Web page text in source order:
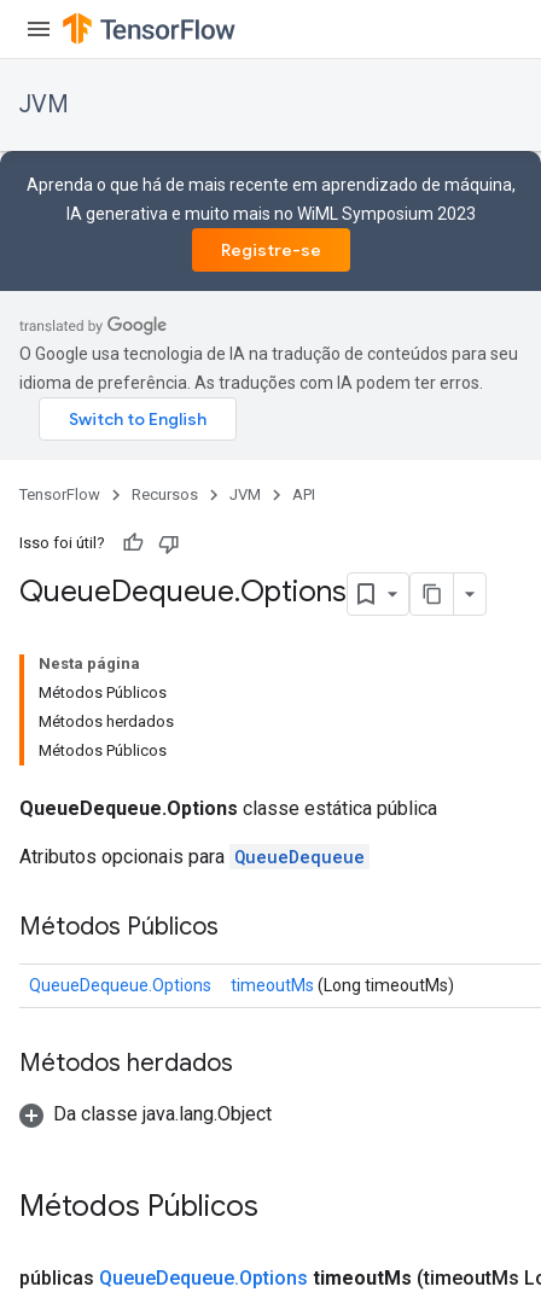
JVM
Aprenda o que há de mais recente em aprendizado de máquina,
IA generativa e muito mais no WiML Symposium 2023
Registre-se
O Google usa tecnologia de IA na tradução de conteúdos para seu
idioma de preferência. As traduções com IA podem ter erros.
TensorFlow Recursos JVM API
Isso foi útil?
QueueDequeue.Options
Nesta página
Métodos Públicos
Métodos herdados
Métodos Públicos
QueueDequeue.Options classe estática pública
Atributos opcionais para QueueDequeue
Métodos Públicos
QueueDequeue.Options timeoutMs (Long timeoutMs)
Métodos herdados
Da classe java.lang.Object
Métodos Públicos
públicas QueueDequeue.Options timeoutMs (timeoutMs